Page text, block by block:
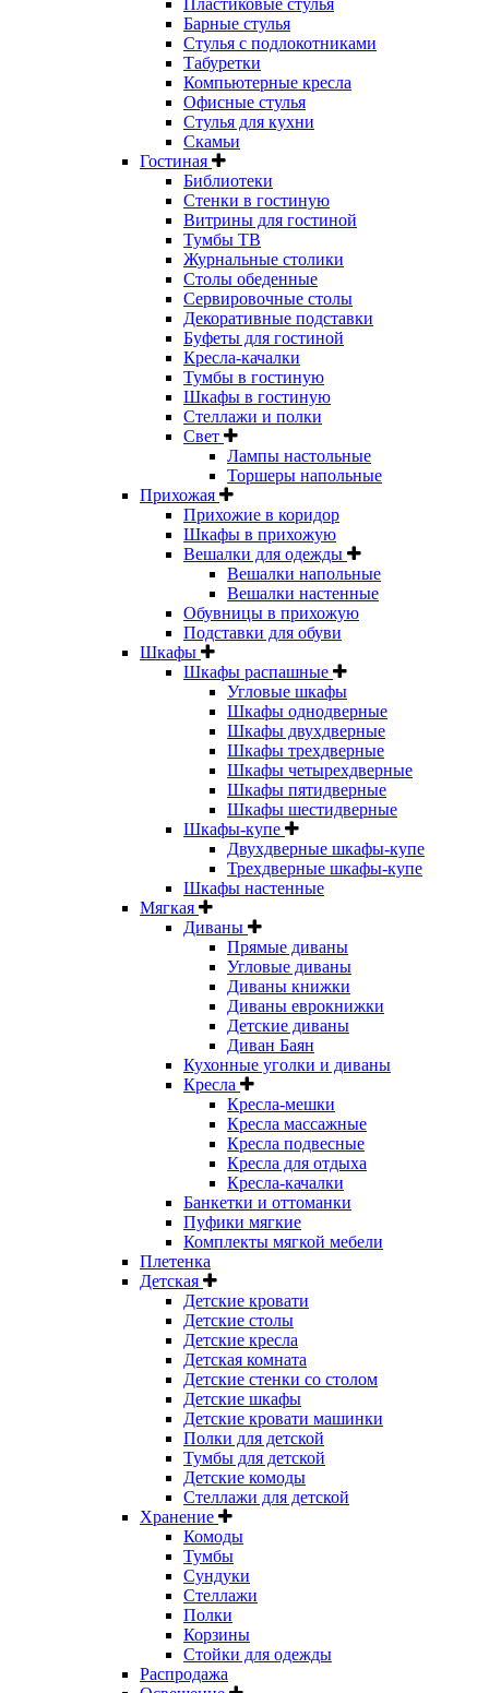
Пластиковые стулья
Барные стулья
Стулья с подлокотниками
Табуретки
Компьютерные кресла
Офисные стулья
Стулья для кухни
Скамьи
Гостиная
Библиотеки
Стенки в гостиную
Витрины для гостиной
Тумбы ТВ
Журнальные столики
Столы обеденные
Сервировочные столы
Декоративные подставки
Буфеты для гостиной
Кресла-качалки
Тумбы в гостиную
Шкафы в гостиную
Стеллажи и полки
Свет
Лампы настольные
Торшеры напольные
Прихожая
Прихожие в коридор
Шкафы в прихожую
Вешалки для одежды
Вешалки напольные
Вешалки настенные
Обувницы в прихожую
Подставки для обуви
Шкафы
Шкафы распашные
Угловые шкафы
Шкафы однодверные
Шкафы двухдверные
Шкафы трехдверные
Шкафы четырехдверные
Шкафы пятидверные
Шкафы шестидверные
Шкафы-купе
Двухдверные шкафы-купе
Трехдверные шкафы-купе
Шкафы настенные
Мягкая
Диваны
Прямые диваны
Угловые диваны
Диваны книжки
Диваны еврокнижки
Детские диваны
Диван Баян
Кухонные уголки и диваны
Кресла
Кресла-мешки
Кресла массажные
Кресла подвесные
Кресла для отдыха
Кресла-качалки
Банкетки и оттоманки
Пуфики мягкие
Комплекты мягкой мебели
Плетенка
Детская
Детские кровати
Детские столы
Детские кресла
Детская комната
Детские стенки со столом
Детские шкафы
Детские кровати машинки
Полки для детской
Тумбы для детской
Детские комоды
Стеллажи для детской
Хранение
Комоды
Тумбы
Сундуки
Стеллажи
Полки
Корзины
Стойки для одежды
Распродажа